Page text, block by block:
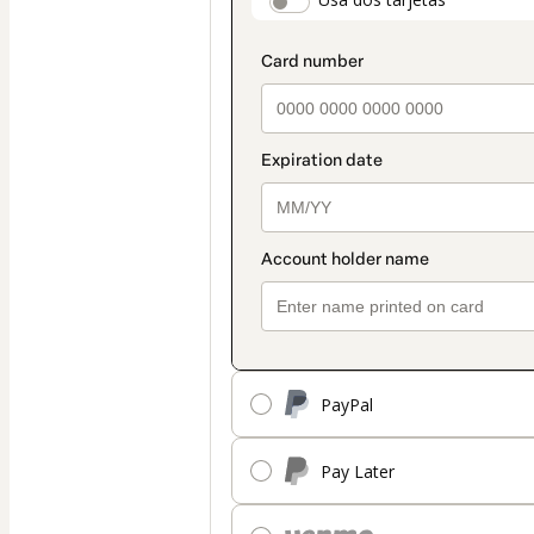
PayPal
Pay Later
seleccionado
Tarjeta